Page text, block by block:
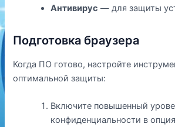
Антивирус — для защиты
Подготовка браузера
Когда ПО готово, настройте
оптимальной защиты:
Включите повышенный
конфиденциальности в